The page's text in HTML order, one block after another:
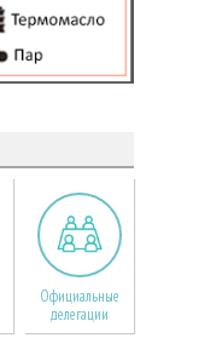
Официальные
делегации